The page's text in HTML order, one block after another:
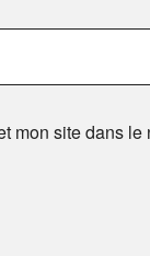
mon site dans